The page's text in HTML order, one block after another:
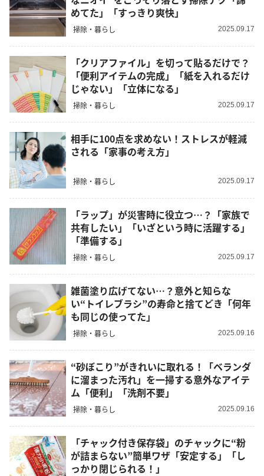
めてた」「すっきり爽快」
掃除・暮らし 2025.09.17
「クリアファイル」を切って貼るだけで？
「便利アイテムの完成」「紙を入れるだけ
じゃない」「立体になる」
掃除・暮らし 2025.09.17
相手に100点を求めない！ストレスが軽減
される「家事の考え方」
掃除・暮らし 2025.09.17
「ラップ」が災害時に役立つ…？「家族で
共有したい」「いざという時に活躍する」
「準備する」
掃除・暮らし 2025.09.17
雑菌塗り広げてない…？意外と知らな
い“トイレブラシ”の寿命と捨てどき「何年
も同じの使ってた」
掃除・暮らし 2025.09.16
“砂ぼこり”がきれいに取れる！「ベランダ
に溜まった汚れ」を一掃する意外なアイテ
ム「便利」「洗剤不要」
掃除・暮らし 2025.09.16
「チャック付き保存袋」のチャックに“粉
が詰まらない”簡単ワザ「安定する」「し
っかり閉じられる！」